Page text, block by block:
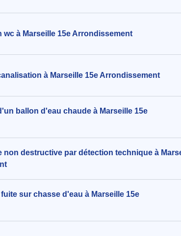
wc à Marseille 15e Arrondissement
à Marseille 15e Arrondissement
ballon d'eau chaude à Marseille 15e
non destructive par détection technique à
sur chasse d'eau à Marseille 15e